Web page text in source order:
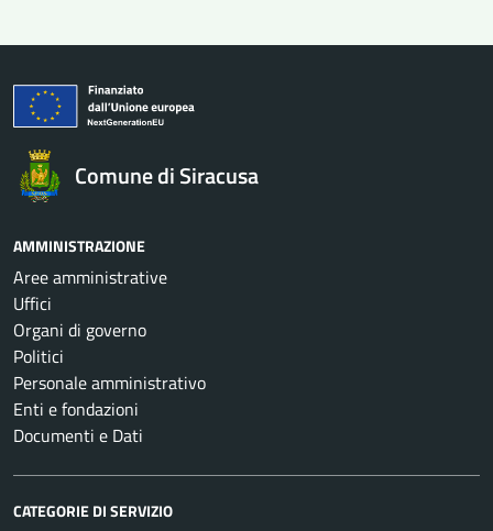
Comune di Siracusa
AMMINISTRAZIONE
Aree amministrative
Uffici
Organi di governo
Politici
Personale amministrativo
Enti e fondazioni
Documenti e Dati
CATEGORIE DI SERVIZIO